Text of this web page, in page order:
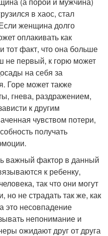
в хаос, стал
женщина долго
оплакивать как
тот факт, что она больше
не первый, к горю может
на себя за
Горе может также
гнева, раздражением,
к другим
чувством потери,
получать
важный фактор в данный
к ребенку,
так что они могут
но не страдать так же, как
это несовпадение
непонимание и
ожидают друг от друга